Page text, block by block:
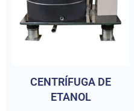
CENTRÍFUGA DE
ETANOL